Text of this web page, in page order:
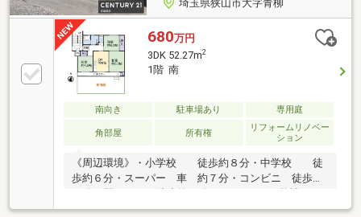
埼玉県狭山市大字青柳
680万円
3DK 52.27m2
1階 南
南向き 駐車場あり 専用庭
角部屋 所有権
リフォームリノベー
ション
《周辺環境》・小学校 徒歩約８分・中学校 徒
歩約６分・スーパー 車 約７分・コンビニ 徒歩約
工事可能！中古戸建の紹介から購入、リフォームまで